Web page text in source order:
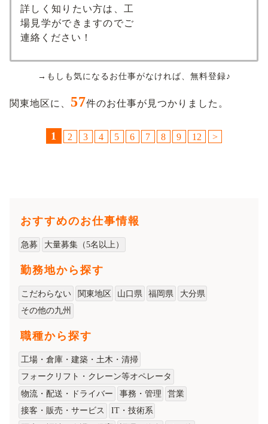
詳しく知りたい方は、工
場見学ができますのでご
連絡ください！
→もしも気になるお仕事がなければ、無料登録♪
関東地区に、 57件のお仕事が見つかりました。
1 2 3 4 5 6 7 8 9 12 >
おすすめのお仕事情報
急募 大量募集（5名以上）
勤務地から探す
こだわらない 関東地区 山口県 福岡県
大分県
その他の九州
職種から探す
工場・倉庫・建築・土木・清掃
フォークリフト・クレーン等オペレータ
物流・配送・ドライバー
事務・管理
営業
接客・販売・サービス
IT・技術系